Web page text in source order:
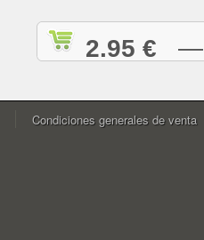
2.95 € —
Condiciones generales de venta